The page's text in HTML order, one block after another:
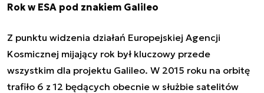
Rok w ESA pod znakiem Galileo
Z punktu widzenia działań Europejskiej Agencji
Kosmicznej mijający rok był kluczowy przede
wszystkim dla projektu Galileo. W 2015 roku na orbitę
trafiło 6 z 12 będących obecnie w służbie satelitów